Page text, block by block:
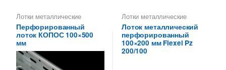
Лотки металлические
высотой 100 мм
Металлические огнеупорные
лотки, Перфорированные
лотки высотой 100 мм
Перфорированный
лоток КОПОС 100×500
мм
Лотки металлические
высотой 100 мм
Перфорированные лотки
высотой 100 мм
Лоток металлический
перфорированный
100×200 мм Flexel Pz
200/100